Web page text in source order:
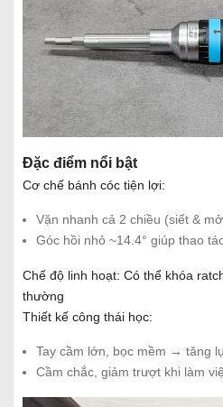
Đặc điểm nổi bật
Cơ chế bánh cóc tiện lợi:
Vặn nhanh cả 2 chiều (siết &
Góc hồi nhỏ ~14.4° giúp thao
Chế độ linh hoạt: Có thể khóa
thường
Thiết kế công thái học:
Tay cầm lớn, bọc mềm → tăng
Cầm chắc, giảm trượt khi làm